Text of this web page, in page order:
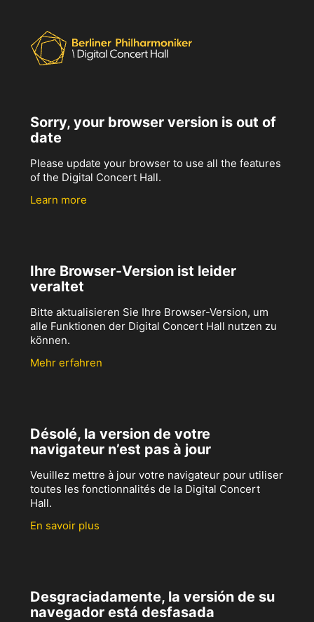
Sorry, your browser version is out of
date
Please update your browser to use all the features
of the Digital Concert Hall.
Learn more
Ihre Browser-Version ist leider
veraltet
Bitte aktualisieren Sie Ihre Browser-Version, um
alle Funktionen der Digital Concert Hall nutzen zu
können.
Mehr erfahren
Désolé, la version de votre
navigateur n’est pas à jour
Veuillez mettre à jour votre navigateur pour utiliser
toutes les fonctionnalités de la Digital Concert
Hall.
En savoir plus
Desgraciadamente, la versión de su
navegador está desfasada